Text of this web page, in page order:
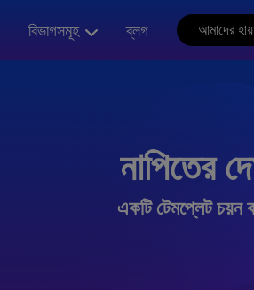
বিভাগসমূহ ব্লগ আমাদের
নাপিতের
একটি টেমপ্লেট